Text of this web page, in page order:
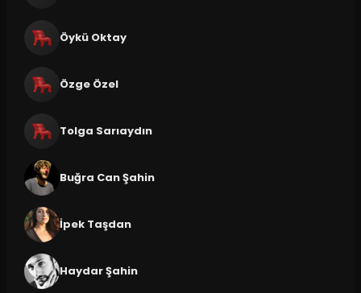
Öykü Oktay
Özge Özel
Tolga Sarıaydın
Buğra Can Şahin
İpek Taşdan
Haydar Şahin